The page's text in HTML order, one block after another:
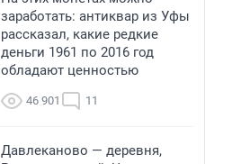
заработать: антиквар из Уфы
рассказал, какие редкие
деньги 1961 по 2016 год
обладают ценностью
46 901 11
Давлеканово — деревня,